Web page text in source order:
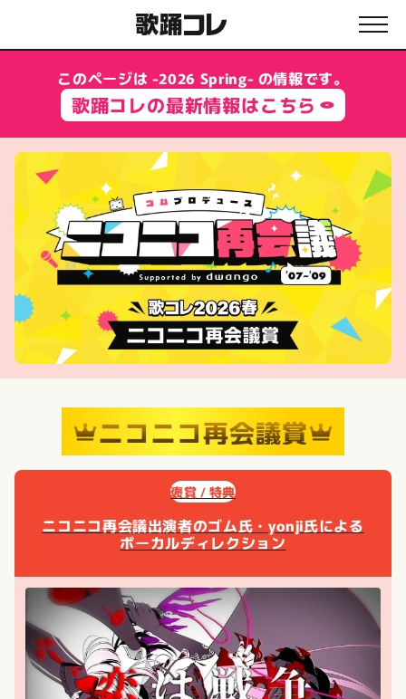
このページは -2026 Spring- の情報です。
歌踊コレの最新情報はこちら
ニコニコ再会議賞
褒賞 / 特典
ニコニコ再会議出演者のゴム氏・yonji氏による
ボーカルディレクション